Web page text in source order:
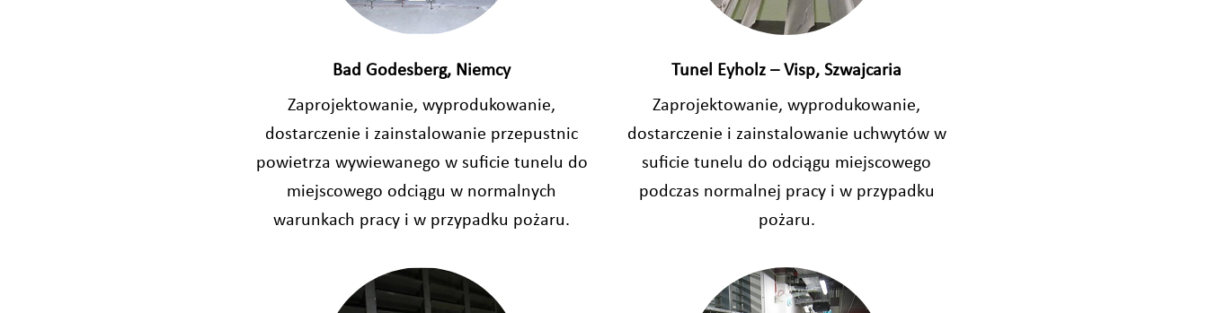
Bad Godesberg, Niemcy
Zaprojektowanie, wyprodukowanie,
dostarczenie i zainstalowanie przepustnic
powietrza wywiewanego w suficie tunelu do
miejscowego odciągu w normalnych
warunkach pracy i w przypadku pożaru.
Tunel Eyholz – Visp, Szwajcaria
Zaprojektowanie, wyprodukowanie,
dostarczenie i zainstalowanie uchwytów w
suficie tunelu do odciągu miejscowego
podczas normalnej pracy i w przypadku
pożaru.